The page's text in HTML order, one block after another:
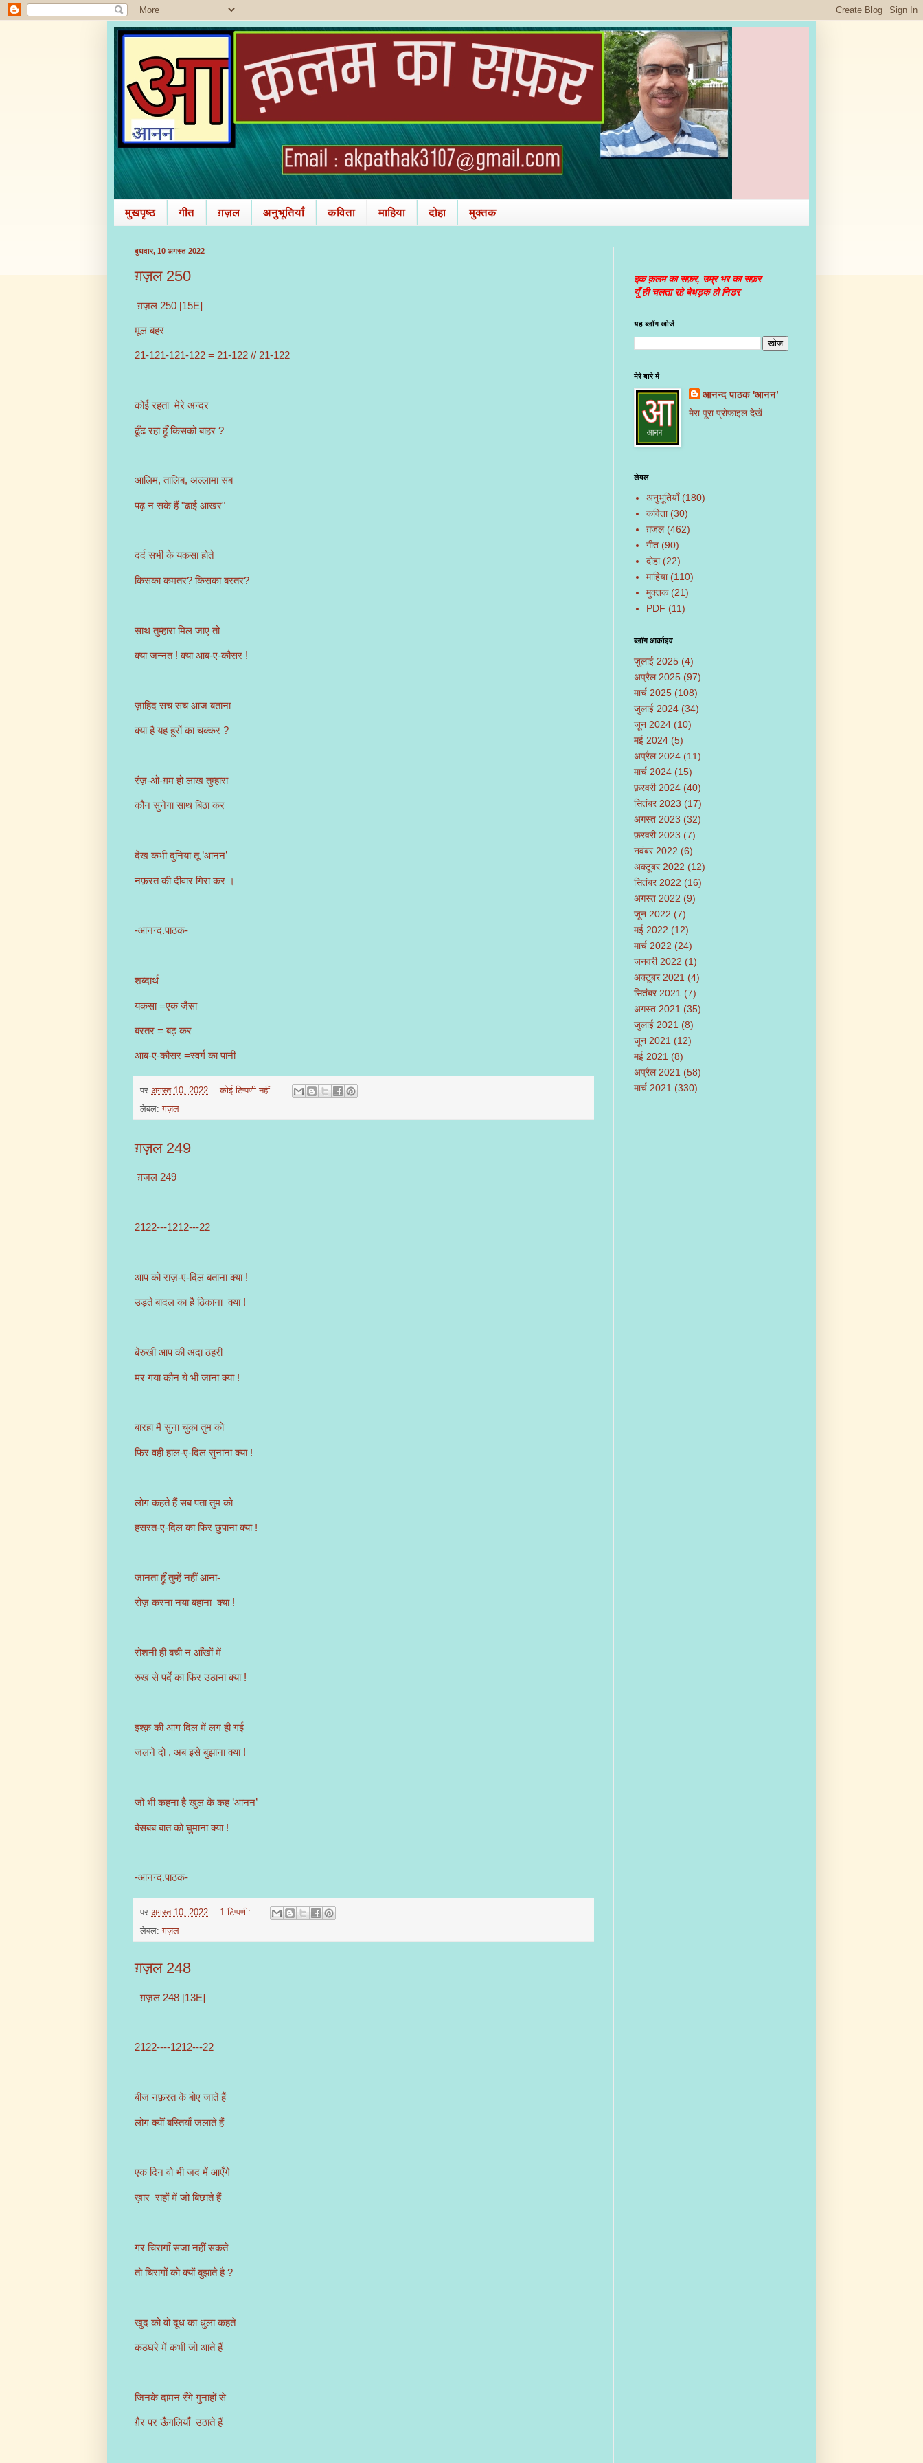
मुखपृष्ठ गीत ग़ज़ल अनुभूतियाँ कविता माहिया दोहा मुक्तक
बुधवार, 10 अगस्त 2022
ग़ज़ल 250
ग़ज़ल 250 [15E]
मूल बहर
21-121-121-122 = 21-122 // 21-122
कोई रहता मेरे अन्दर
ढूँढ रहा हूँ किसको बाहर ?
आलिम, तालिब, अल्लामा सब
पढ़ न सके हैं "ढाई आखर"
दर्द सभी के यकसा होते
किसका कमतर? किसका बरतर?
साथ तुम्हारा मिल जाए तो
क्या जन्नत ! क्या आब-ए-कौसर !
ज़ाहिद सच सच आज बताना
क्या है यह हूरों का चक्कर ?
रंज़-ओ-ग़म हो लाख तुम्हारा
कौन सुनेगा साथ बिठा कर
देख कभी दुनिया तू ’आनन’
नफ़रत की दीवार गिरा कर ।
-आनन्द.पाठक-
शब्दार्थ
यकसा =एक जैसा
बरतर = बढ़ कर
आब-ए-कौसर =स्वर्ग का पानी
पर अगस्त 10, 2022
कोई टिप्पणी नहीं:
लेबल:ग़ज़ल
ग़ज़ल 249
ग़ज़ल 249
2122---1212---22
आप को राज़-ए-दिल बताना क्या !
उड़ते बादल का है ठिकाना क्या !
बेरुखी आप की अदा ठहरी
मर गया कौन ये भी जाना क्या !
बारहा मैं सुना चुका तुम को
फिर वही हाल-ए-दिल सुनाना क्या !
लोग कहते हैं सब पता तुम को
हसरत-ए-दिल का फिर छुपाना क्या !
जानता हूँ तुम्हें नहीं आना-
रोज़ करना नया बहाना क्या !
रोशनी ही बची न आँखों में
रुख से पर्दे का फिर उठाना क्या !
इश्क़ की आग दिल में लग ही गई
जलने दो , अब इसे बुझाना क्या !
जो भी कहना है खुल के कह ’आनन’
बेसबब बात को घुमाना क्या !
-आनन्द.पाठक-
पर अगस्त 10, 2022
1 टिप्पणी:
लेबल:ग़ज़ल
ग़ज़ल 248
ग़ज़ल 248 [13E]
2122----1212---22
बीज नफ़रत के बोए जाते हैं
लोग क्यॊं बस्तियाँ जलाते हैं
एक दिन वो भी ज़द में आएँगे
ख़ार राहों में जो बिछाते हैं
गर चिरागाँ सजा नहीं सकते
तो चिरागों को क्यों बुझाते है ?
खुद को वो दूध का धुला कहते
कठघरे में कभी जो आते हैं
जिनके दामन रँगे गुनाहों से
ग़ैर पर ऊँगलियाँ उठाते हैं
इक क़लम का सफ़र, उम्र भर का सफ़र
यूँ ही चलता रहे बेधड़क हो निडर
यह ब्लॉग खोजें
मेरे बारे में
आनन्द पाठक 'आनन’
मेरा पूरा प्रोफ़ाइल देखें
लेबल
अनुभूतियाँ (180)
कविता (30)
ग़ज़ल (462)
गीत (90)
दोहा (22)
माहिया (110)
मुक्तक (21)
PDF (11)
ब्लॉग आर्काइव
जुलाई 2025 (4)
अप्रैल 2025 (97)
मार्च 2025 (108)
जुलाई 2024 (34)
जून 2024 (10)
मई 2024 (5)
अप्रैल 2024 (11)
मार्च 2024 (15)
फ़रवरी 2024 (40)
सितंबर 2023 (17)
अगस्त 2023 (32)
फ़रवरी 2023 (7)
नवंबर 2022 (6)
अक्टूबर 2022 (12)
सितंबर 2022 (16)
अगस्त 2022 (9)
जून 2022 (7)
मई 2022 (12)
मार्च 2022 (24)
जनवरी 2022 (1)
अक्टूबर 2021 (4)
सितंबर 2021 (7)
अगस्त 2021 (35)
जुलाई 2021 (8)
जून 2021 (12)
मई 2021 (8)
अप्रैल 2021 (58)
मार्च 2021 (330)